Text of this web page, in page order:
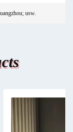
usw.